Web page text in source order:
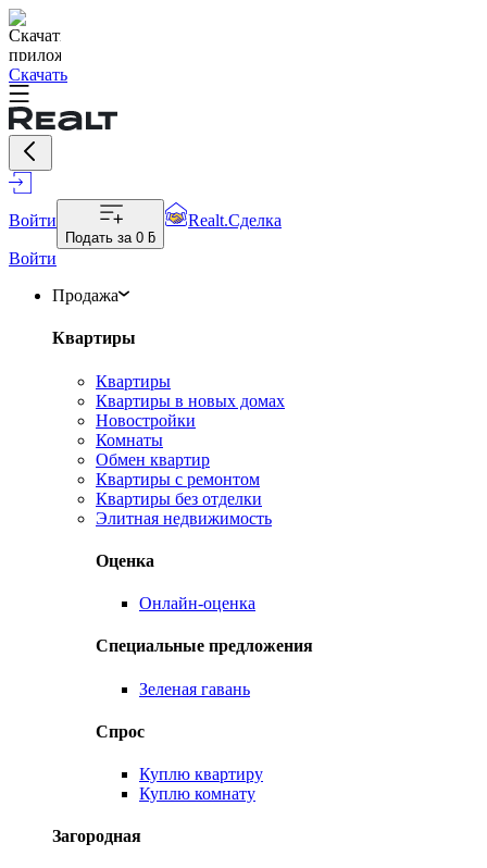
Скачать
Войти
Подать за 0 ƃ
Realt.Сделка
Войти
Продажа
Квартиры
Квартиры
Квартиры в новых домах
Новостройки
Комнаты
Обмен квартир
Квартиры с ремонтом
Квартиры без отделки
Элитная недвижимость
Оценка
Онлайн-оценка
Специальные предложения
Зеленая гавань
Спрос
Куплю квартиру
Куплю комнату
Загородная